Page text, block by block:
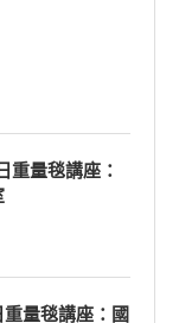
量毯講座：
量毯講座：國